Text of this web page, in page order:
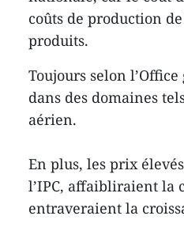
coûts de production
produits.
Toujours selon
dans des domaines
aérien.
En plus, les prix
l’IPC, affaibliraient la
entraveraient la